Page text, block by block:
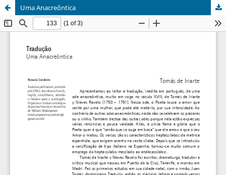
Uma Anacreôntica